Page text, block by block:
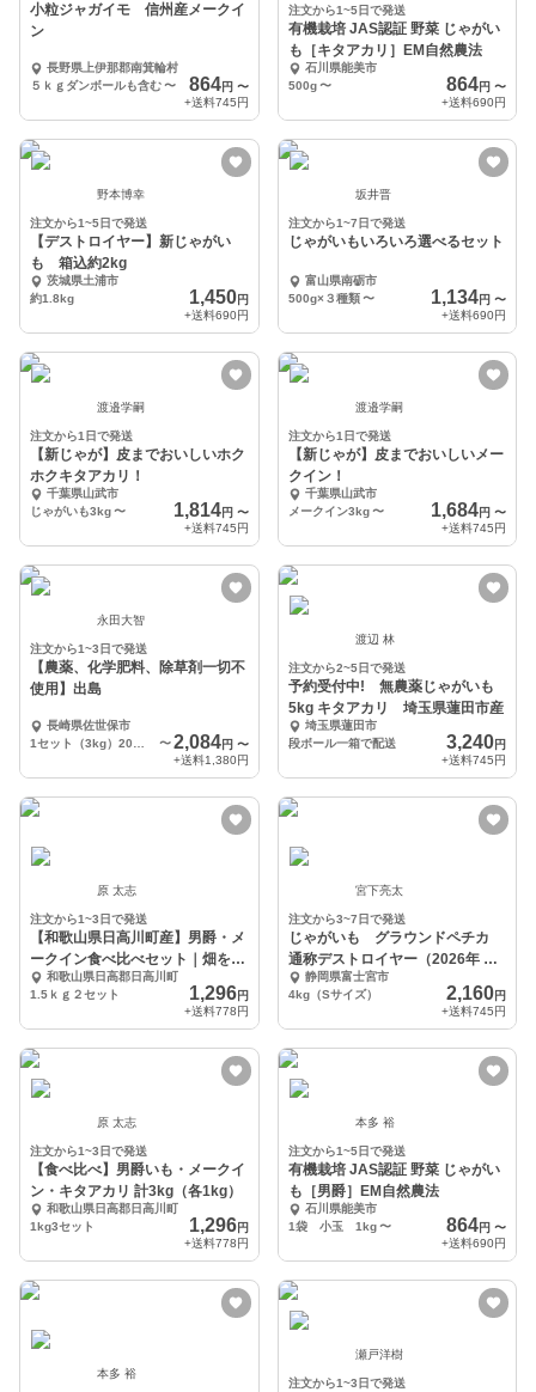
小粒ジャガイモ 信州産メークイ
ン
長野県上伊那郡南箕輪村
５ｋｇダンボールも含む〜 864円 〜
+送料745円
注文から1~5日で発送
有機栽培 JAS認証 野菜 じゃがい
も［キタアカリ］EM自然農法
石川県能美市
500g 〜 864円 〜
+送料690円
野本博幸
注文から1~5日で発送
【デストロイヤー】新じゃがい
も 箱込約2kg
茨城県土浦市
約1.8kg
1,450円
+送料690円
坂井晋
注文から1~7日で発送
じゃがいもいろいろ選べるセット
富山県南砺市
500g×３種類 〜 1,134円 〜
+送料690円
渡邉学嗣
注文から1日で発送
【新じゃが】皮までおいしいホク
ホクキタアカリ！
千葉県山武市
じゃがいも3kg〜 1,814円 〜
+送料745円
渡邉学嗣
注文から1日で発送
【新じゃが】皮までおいしいメー
クイン！
千葉県山武市
メークイン3kg 〜 1,684円 〜
+送料745円
永田大智
注文から1~3日で発送
【農薬、化学肥料、除草剤一切不
使用】出島
長崎県佐世保市
〜 2,084円 〜
+送料1,380円
渡辺 林
注文から2~5日で発送
予約受付中! 無農薬じゃがいも
5kg キタアカリ 埼玉県蓮田市産
埼玉県蓮田市
段ボール一箱で配送
3,240円
+送料745円
原 太志
注文から1~3日で発送
【和歌山県日高川町産】男爵・メ
ークイン食べ比べセット｜畑を未
来につなぐ3kg
和歌山県日高郡日高川町
1.5ｋｇ２セット
1,296円
+送料778円
宮下亮太
注文から3~7日で発送
じゃがいも グラウンドペチカ
通称デストロイヤー（2026年 春
じゃが）Sサイズ
静岡県富士宮市
4kg（Sサイズ）
2,160円
+送料745円
原 太志
注文から1~3日で発送
【食べ比べ】男爵いも・メークイ
ン・キタアカリ 計3kg（各1kg）
和歌山県日高郡日高川町
1kg3セット
1,296円
+送料778円
本多 裕
注文から1~5日で発送
有機栽培 JAS認証 野菜 じゃがい
も［男爵］EM自然農法
石川県能美市
1袋 小玉 1kg 〜 864円 〜
+送料690円
本多 裕
瀬戸洋樹
注文から1~3日で発送